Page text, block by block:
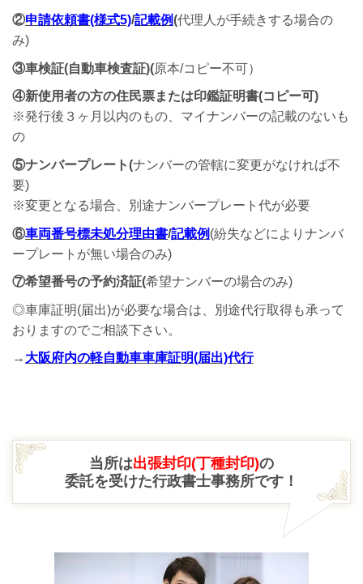
②申請依頼書(様式5)/記載例(代理人が手続きする場合の
み)
③車検証(自動車検査証)(原本/コピー不可）
④新使用者の方の住民票または印鑑証明書(コピー可)
※発行後３ヶ月以内のもの、マイナンバーの記載のないも
の
⑤ナンバープレート(ナンバーの管轄に変更がなければ不
要)
※変更となる場合、別途ナンバープレート代が必要
⑥車両番号標未処分理由書/記載例 (紛失などによりナンバ
ープレートが無い場合のみ)
⑦希望番号の予約済証(希望ナンバーの場合のみ)
◎車庫証明(届出)が必要な場合は、別途代行取得も承って
おりますのでご相談下さい。
→ 大阪府内の軽自動車車庫証明(届出)代行
当所は出張封印(丁種封印)の
委託を受けた行政書士事務所です！